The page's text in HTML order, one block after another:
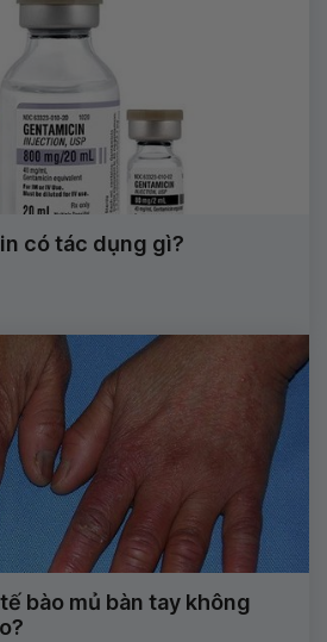
có tác dụng gì?
bào mủ bàn tay không